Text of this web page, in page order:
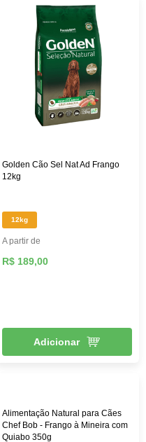
Golden Cão Sel Nat Ad Frango
12kg
12kg
A partir de
R$ 189,00
Adicionar
Alimentação Natural para Cães
Chef Bob - Frango à Mineira com
Quiabo 350g